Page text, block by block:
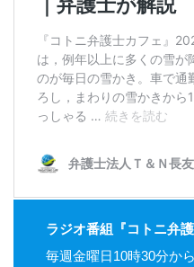
ラジオ番組『コトニ弁護
毎週金曜日10時30分か